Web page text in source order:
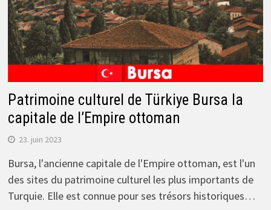
Patrimoine culturel de Türkiye Bursa la
capitale de l’Empire ottoman
23. juin 2023
Bursa, l'ancienne capitale de l'Empire ottoman, est l'un
des sites du patrimoine culturel les plus importants de
Turquie. Elle est connue pour ses trésors historiques…